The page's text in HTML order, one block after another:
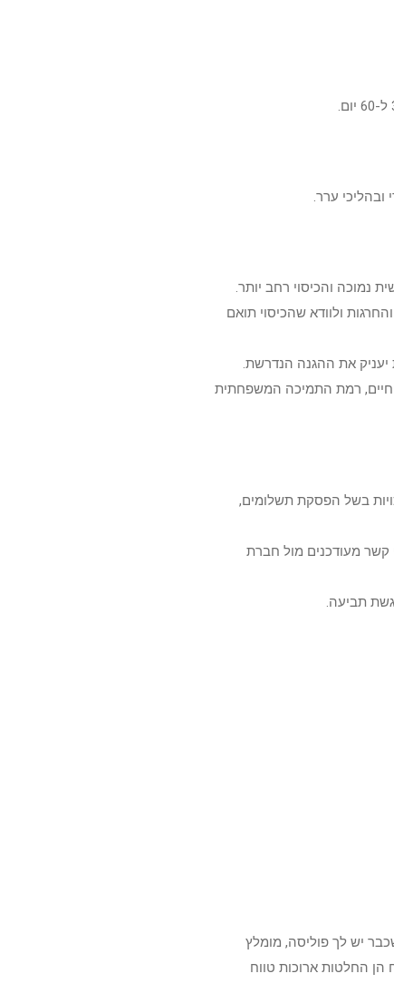
נמוכה והכיסוי רחב יותר.
ולוודא שהכיסוי תואם
יעניק את ההגנה הנדרשת.
החיים, רמת התמיכה המשפחתית
בשל הפסקת תשלומים,
קשר מעודכנים מול חברת
תביעה.
יש לך פוליסה, מומלץ
הן החלטות ארוכות טווח